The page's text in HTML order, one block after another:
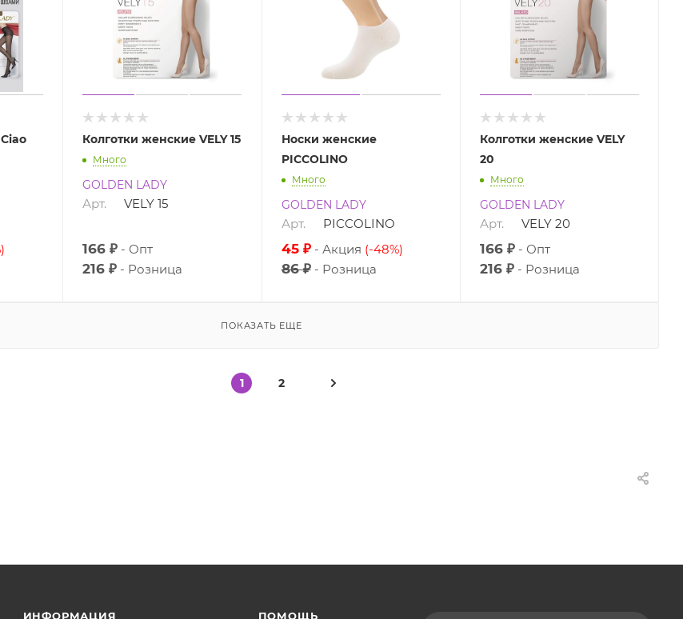
Колготки женские VELY 15
Много
GOLDEN LADY
Арт. VELY 15
166 ₽ Опт
216 ₽ Розница
Носки женские
PICCOLINO
Много
GOLDEN LADY
Арт. PICCOLINO
45 ₽ Акция (-48%)
86 ₽ Розница
Колготки женские VELY
20
Много
GOLDEN LADY
Арт. VELY 20
166 ₽ Опт
216 ₽ Розница
ПОКАЗАТЬ ЕЩЕ
1 2
ИНФОРМАЦИЯ ПОМОЩЬ